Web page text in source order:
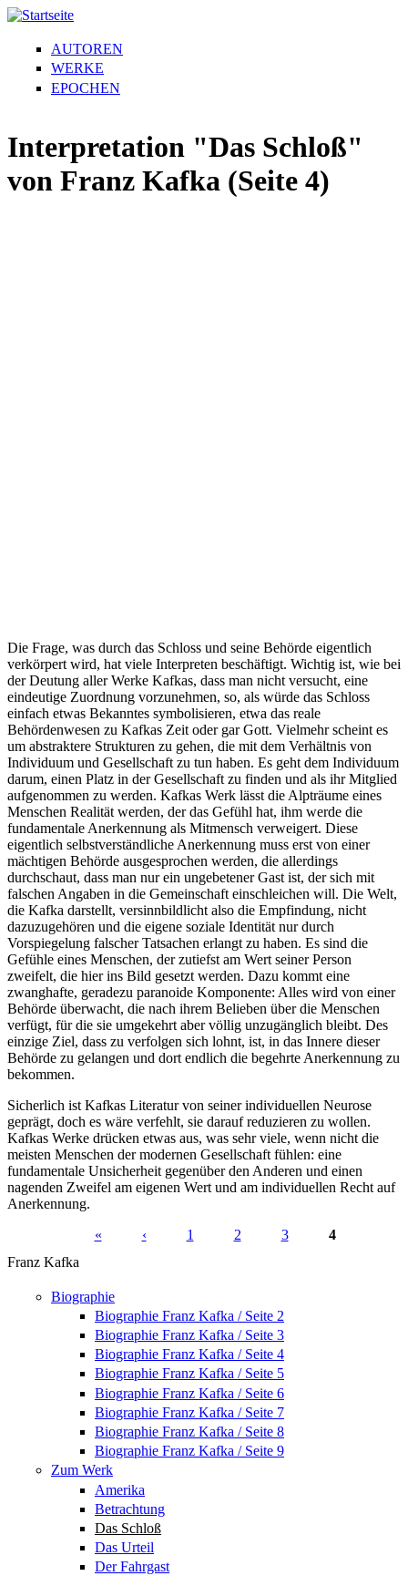
AUTOREN
WERKE
EPOCHEN
Interpretation "Das Schloß"
von Franz Kafka (Seite 4)
Die Frage, was durch das Schloss und seine Behörde eigentlich
verkörpert wird, hat viele Interpreten beschäftigt. Wichtig ist, wie bei
der Deutung aller Werke Kafkas, dass man nicht versucht, eine
eindeutige Zuordnung vorzunehmen, so, als würde das Schloss
einfach etwas Bekanntes symbolisieren, etwa das reale
Behördenwesen zu Kafkas Zeit oder gar Gott. Vielmehr scheint es
um abstraktere Strukturen zu gehen, die mit dem Verhältnis von
Individuum und Gesellschaft zu tun haben. Es geht dem Individuum
darum, einen Platz in der Gesellschaft zu finden und als ihr Mitglied
aufgenommen zu werden. Kafkas Werk lässt die Alpträume eines
Menschen Realität werden, der das Gefühl hat, ihm werde die
fundamentale Anerkennung als Mitmensch verweigert. Diese
eigentlich selbstverständliche Anerkennung muss erst von einer
mächtigen Behörde ausgesprochen werden, die allerdings
durchschaut, dass man nur ein ungebetener Gast ist, der sich mit
falschen Angaben in die Gemeinschaft einschleichen will. Die Welt,
die Kafka darstellt, versinnbildlicht also die Empfindung, nicht
dazuzugehören und die eigene soziale Identität nur durch
Vorspiegelung falscher Tatsachen erlangt zu haben. Es sind die
Gefühle eines Menschen, der zutiefst am Wert seiner Person
zweifelt, die hier ins Bild gesetzt werden. Dazu kommt eine
zwanghafte, geradezu paranoide Komponente: Alles wird von einer
Behörde überwacht, die nach ihrem Belieben über die Menschen
verfügt, für die sie umgekehrt aber völlig unzugänglich bleibt. Des
einzige Ziel, dass zu verfolgen sich lohnt, ist, in das Innere dieser
Behörde zu gelangen und dort endlich die begehrte Anerkennung zu
bekommen.
Sicherlich ist Kafkas Literatur von seiner individuellen Neurose
geprägt, doch es wäre verfehlt, sie darauf reduzieren zu wollen.
Kafkas Werke drücken etwas aus, was sehr viele, wenn nicht die
meisten Menschen der modernen Gesellschaft fühlen: eine
fundamentale Unsicherheit gegenüber den Anderen und einen
nagenden Zweifel am eigenen Wert und am individuellen Recht auf
Anerkennung.
Seiten
« ‹ 1 2 3
4
Franz Kafka
Biographie
Biographie Franz Kafka / Seite 2
Biographie Franz Kafka / Seite 3
Biographie Franz Kafka / Seite 4
Biographie Franz Kafka / Seite 5
Biographie Franz Kafka / Seite 6
Biographie Franz Kafka / Seite 7
Biographie Franz Kafka / Seite 8
Biographie Franz Kafka / Seite 9
Zum Werk
Amerika
Betrachtung
Das Schloß
Das Urteil
Der Fahrgast